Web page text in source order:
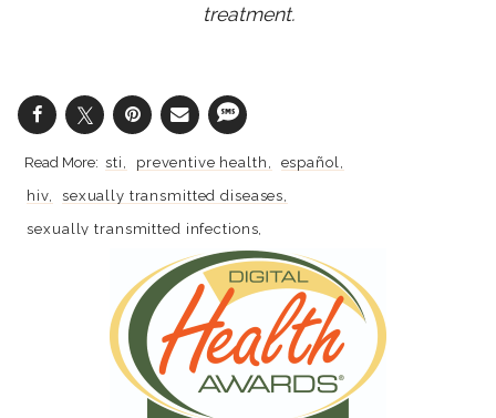
treatment.
sti preventive health
español
hiv
sexually transmitted diseases
sexually transmitted infections
hivaids stds